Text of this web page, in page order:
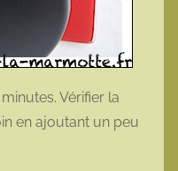
Vérifier la
en ajoutant un peu